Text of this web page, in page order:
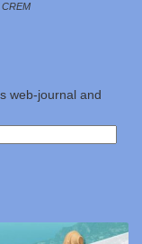
CREM
web-journal and